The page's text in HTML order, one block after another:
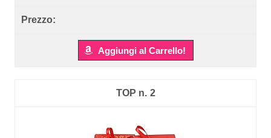
Aggiungi al Carrello!
2